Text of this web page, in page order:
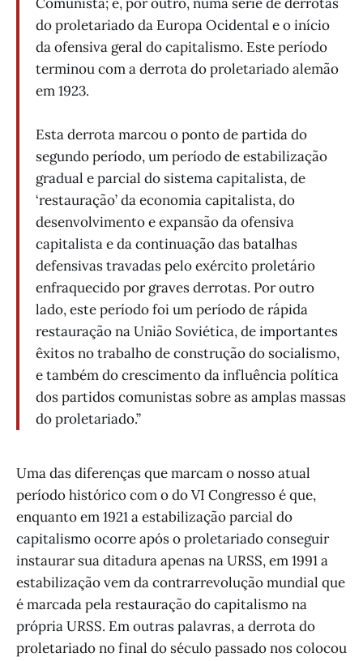
do proletariado da Europa Ocidental e o início
da ofensiva geral do capitalismo. Este período
terminou com a derrota do proletariado alemão
em 1923.
Esta derrota marcou o ponto de partida do
segundo período, um período de estabilização
gradual e parcial do sistema capitalista, de
‘restauração’ da economia capitalista, do
desenvolvimento e expansão da ofensiva
capitalista e da continuação das batalhas
defensivas travadas pelo exército proletário
enfraquecido por graves derrotas. Por outro
lado, este período foi um período de rápida
restauração na União Soviética, de importantes
êxitos no trabalho de construção do socialismo,
e também do crescimento da influência política
dos partidos comunistas sobre as amplas massas
do proletariado.”
Uma das diferenças que marcam o nosso atual
período histórico com o do VI Congresso é que,
enquanto em 1921 a estabilização parcial do
capitalismo ocorre após o proletariado conseguir
instaurar sua ditadura apenas na URSS, em 1991 a
estabilização vem da contrarrevolução mundial que
é marcada pela restauração do capitalismo na
própria URSS. Em outras palavras, a derrota do
proletariado no final do século passado nos colocou